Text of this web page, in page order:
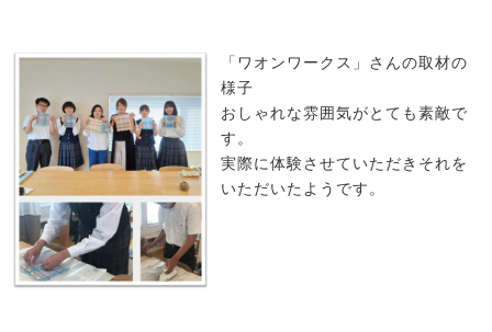
「ワオンワークス」さんの取材の
様子
おしゃれな雰囲気がとても素敵で
す。
実際に体験させていただきそれを
いただいたようです。